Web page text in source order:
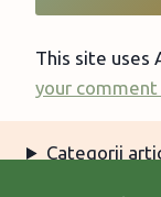
This site uses
your
Categorii